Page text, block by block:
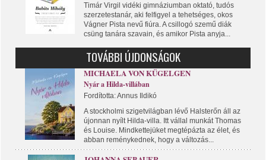
Timár Virgil vidéki gimnáziumban oktató, tudós
szerzetestanár, aki felfigyel a tehetséges, okos
Vágner Pista nevű fiúra. A csillogó szemű diák
csüng tanára szavain, és amikor Pista anyja...
TOVÁBBI ÚJDONSÁGOK
MICHAELA VON KÜGELGEN
Nyár a Hilda-villában
Fordította: Annus Ildikó
A stockholmi szigetvilágban lévő Halsterőn áll az
újonnan nyílt Hilda-villa. Itt vállal munkát Thomas
és Louise. Mindkettejüket megtépázta az élet, és
abban reménykednek, hogy a változás...